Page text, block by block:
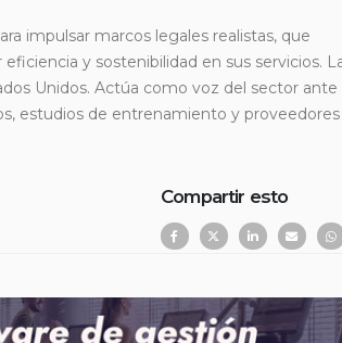
impulsar marcos legales realistas, que
y sostenibilidad en sus servicios.
Unidos. Actúa como voz del sector ante
estudios de entrenamiento y proveedores
Compartir esto